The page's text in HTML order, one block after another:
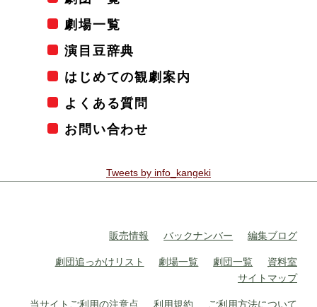
劇場一覧
演目豆辞典
はじめての観劇案内
よくある質問
お問い合わせ
Tweets by info_kangeki
販売情報 バックナンバー 編集ブログ
劇団追っかけリスト 劇場一覧 劇団一覧
資料室
サイトマップ
当サイトご利用の注意点 利用規約 ご利用方法について